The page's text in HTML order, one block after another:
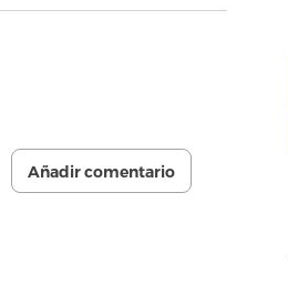
Añadir comentario